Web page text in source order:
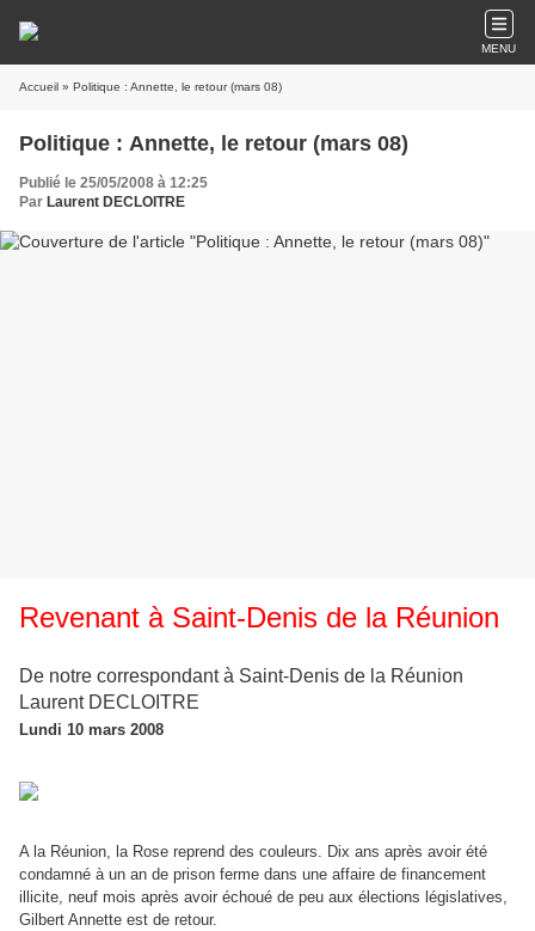
MENU
Accueil » Politique : Annette, le retour (mars 08)
Politique : Annette, le retour (mars 08)
Publié le 25/05/2008 à 12:25
Par Laurent DECLOITRE
Revenant à Saint-Denis de la Réunion
De notre correspondant à Saint-Denis de la Réunion
Laurent DECLOITRE
Lundi 10 mars 2008
A la Réunion, la Rose reprend des couleurs. Dix ans après avoir été
condamné à un an de prison ferme dans une affaire de financement
illicite, neuf mois après avoir échoué de peu aux élections législatives,
Gilbert Annette est de retour.